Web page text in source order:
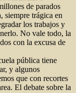
de parados
siempre trágica en
los trabajos y
No vale todo, la
con la excusa de
pública tiene
y algunos
que con recortes
El debate sobre la